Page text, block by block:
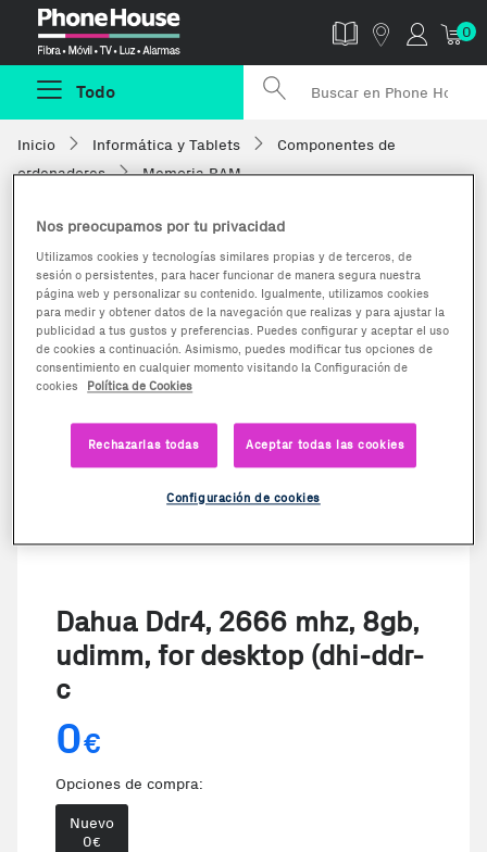
0
Todo
Inicio Informática y Tablets
Componentes de
ordenadores
Memoria RAM
Dahua Ddr4, 2666 mhz, 8gb,
udimm, for desktop (dhi-ddr-
c
0€
Opciones de compra:
Nuevo
0€
Nos preocupamos por tu privacidad
Utilizamos cookies y tecnologías similares propias y de terceros, de
sesión o persistentes, para hacer funcionar de manera segura nuestra
página web y personalizar su contenido. Igualmente, utilizamos cookies
para medir y obtener datos de la navegación que realizas y para ajustar la
publicidad a tus gustos y preferencias. Puedes configurar y aceptar el uso
de cookies a continuación. Asimismo, puedes modificar tus opciones de
consentimiento en cualquier momento visitando la Configuración de
cookies
Política de Cookies
Rechazarlas todas Aceptar todas las cookies
Configuración de cookies